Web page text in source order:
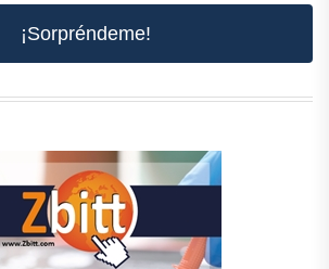
¡Sorpréndeme!